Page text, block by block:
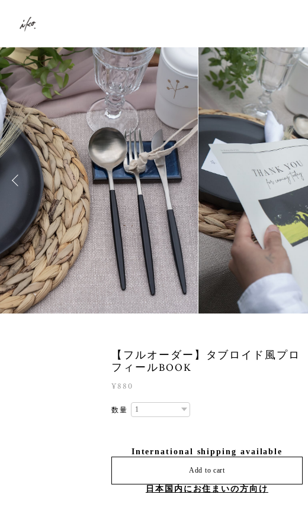
【フルオーダー】タブロイド風プロ
フィールBOOK
¥880
数量
International shipping available
Add to cart
日本国内にお住まいの方向け